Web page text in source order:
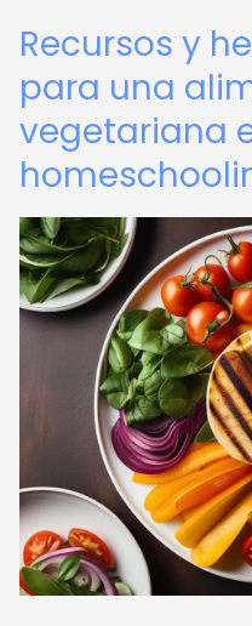
Recursos y
para una
vegetariana